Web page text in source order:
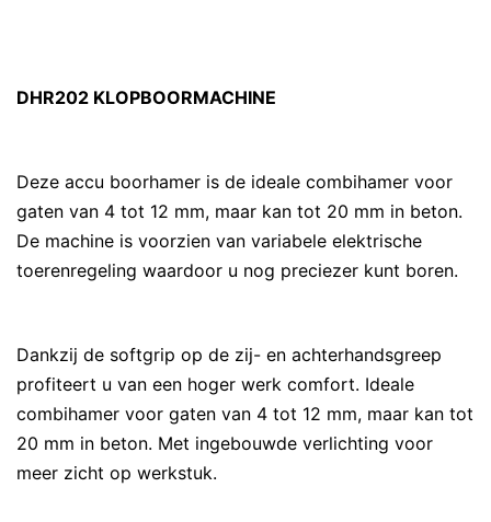
DHR202 KLOPBOORMACHINE
Deze accu boorhamer is de ideale combihamer voor
gaten van 4 tot 12 mm, maar kan tot 20 mm in beton.
De machine is voorzien van variabele elektrische
toerenregeling waardoor u nog preciezer kunt boren.
Dankzij de softgrip op de zij- en achterhandsgreep
profiteert u van een hoger werk comfort. Ideale
combihamer voor gaten van 4 tot 12 mm, maar kan tot
20 mm in beton. Met ingebouwde verlichting voor
meer zicht op werkstuk.